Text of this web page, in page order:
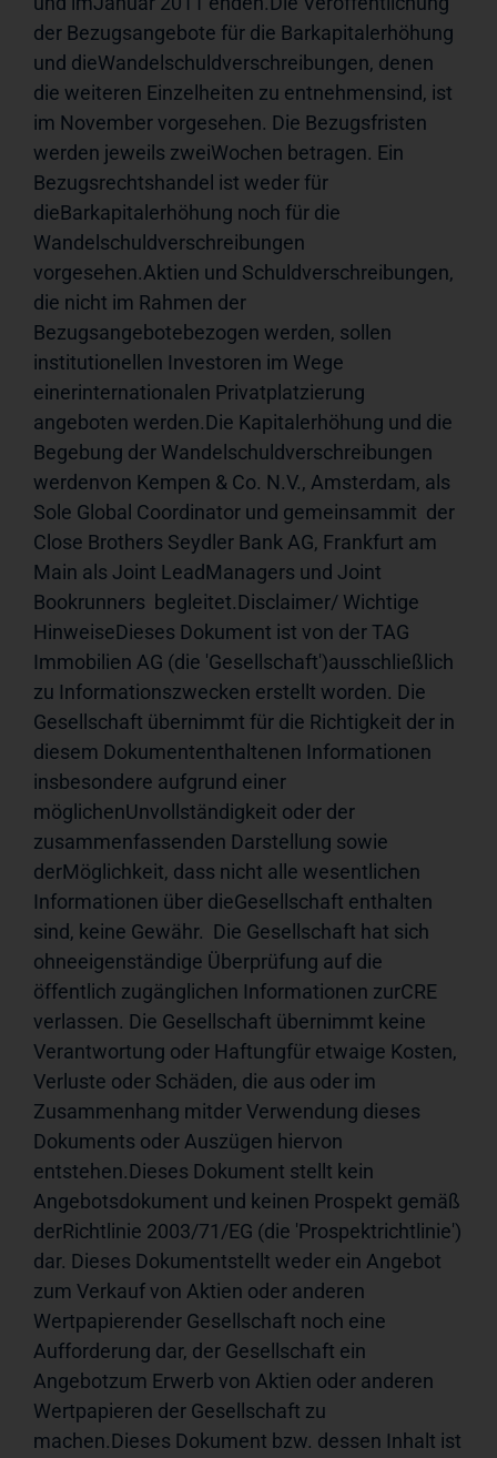
der Bezugsangebote für die Barkapitalerhöhung
und dieWandelschuldverschreibungen, denen
die weiteren Einzelheiten zu entnehmensind, ist
im November vorgesehen. Die Bezugsfristen
werden jeweils zweiWochen betragen. Ein
Bezugsrechtshandel ist weder für
dieBarkapitalerhöhung noch für die
Wandelschuldverschreibungen
vorgesehen.Aktien und Schuldverschreibungen,
die nicht im Rahmen der
Bezugsangebotebezogen werden, sollen
institutionellen Investoren im Wege
einerinternationalen Privatplatzierung
angeboten werden.Die Kapitalerhöhung und die
Begebung der Wandelschuldverschreibungen
werdenvon Kempen & Co. N.V., Amsterdam, als
Sole Global Coordinator und gemeinsammit  der
Close Brothers Seydler Bank AG, Frankfurt am
Main als Joint LeadManagers und Joint
Bookrunners  begleitet.Disclaimer/ Wichtige
HinweiseDieses Dokument ist von der TAG
Immobilien AG (die 'Gesellschaft')ausschließlich
zu Informationszwecken erstellt worden. Die
Gesellschaft übernimmt für die Richtigkeit der in
diesem Dokumententhaltenen Informationen
insbesondere aufgrund einer
möglichenUnvollständigkeit oder der
zusammenfassenden Darstellung sowie
derMöglichkeit, dass nicht alle wesentlichen
Informationen über dieGesellschaft enthalten
sind, keine Gewähr.  Die Gesellschaft hat sich
ohneeigenständige Überprüfung auf die
öffentlich zugänglichen Informationen zurCRE
verlassen. Die Gesellschaft übernimmt keine
Verantwortung oder Haftungfür etwaige Kosten,
Verluste oder Schäden, die aus oder im
Zusammenhang mitder Verwendung dieses
Dokuments oder Auszügen hiervon
entstehen.Dieses Dokument stellt kein
Angebotsdokument und keinen Prospekt gemäß
derRichtlinie 2003/71/EG (die 'Prospektrichtlinie')
dar. Dieses Dokumentstellt weder ein Angebot
zum Verkauf von Aktien oder anderen
Wertpapierender Gesellschaft noch eine
Aufforderung dar, der Gesellschaft ein
Angebotzum Erwerb von Aktien oder anderen
Wertpapieren der Gesellschaft zu
machen.Dieses Dokument bzw. dessen Inhalt ist